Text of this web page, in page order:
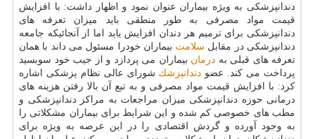
دندانپزشكی به ویژه بیماران عنوان نمود و اظهار داشت: با افزایش
قیمت مواد مصرفی به طور منطقی باید میزان تعرفه های
دندانپزشكی برای ترمیم هر دندان افزایش یابد اما از آنجائیكه جامعه
دندانپزشكی در مقابل سلامت بیماران خودرا مسئول می داند با همان
تعرفه های قبلی به درمان بیماران می پردازد و از جیب خود سوبسید
پرداخت می كند. عضو دندانپزشك شورای عالی نظام پزشكی اشاره
كرد: با افزایش قیمت مواد مصرفی و به تبع آن بالا رفتن هزینه های
درمانی حوزه دندانپزشكی میزان مراجعات به مراكز دندانپزشكی و
مطب های خصوصی كم شده و این شرایط برای بیماران مشكلاتی را
به وجود آورده و گردش اقتصادی را در این عرصه به ویژه برای